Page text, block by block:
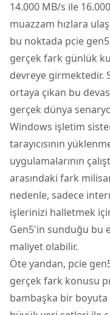
14.000 MB/s ile
muazzam hızlara
bu noktada pcie gen5
gerçek fark günlük
devreye girmektedir.
ortaya çıkan bu
gerçek dünya
Windows işletim
tarayıcısının
uygulamalarının
arasındaki fark
nedenle, sadece
işlerinizi halletmek
Gen5'in sunduğu bu
maliyet olabilir.
Öte yandan, pcie
gerçek fark konusu
bambaşka bir boyuta